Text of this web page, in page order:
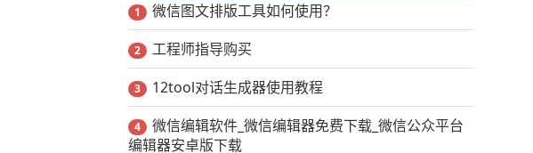
1 微信图文排版工具如何使用？
2 工程师指导购买
3 12tool对话生成器使用教程
4
微信编辑软件_微信编辑器免费下载_微信公众平台
编辑器安卓版下载